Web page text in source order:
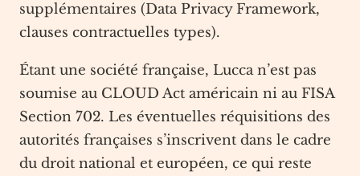
supplémentaires (Data Privacy Framework,
clauses contractuelles types).
Étant une société française, Lucca n’est pas
soumise au CLOUD Act américain ni au FISA
Section 702. Les éventuelles réquisitions des
autorités françaises s’inscrivent dans le cadre
du droit national et européen, ce qui reste